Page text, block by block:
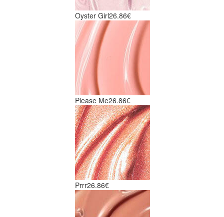
Oyster Girl26.86€
Please Me26.86€
Prrr26.86€